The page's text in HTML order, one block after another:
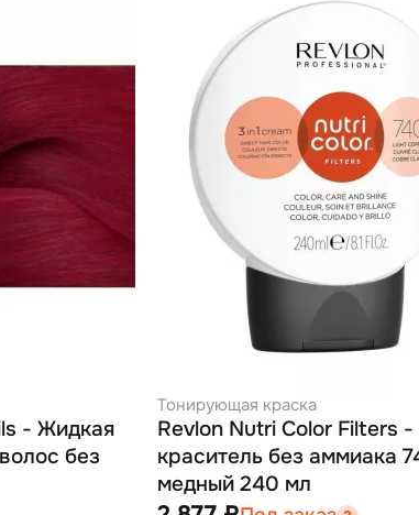
- Жидкая
без
Тонирующая краска
Revlon Nutri Color Filters
краситель без аммиака
медный 240 мл